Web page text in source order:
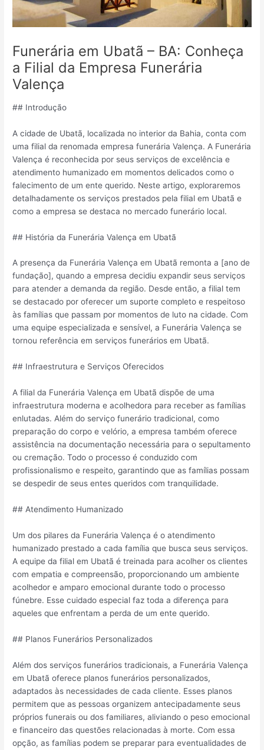
Funerária em Ubatã – BA: Conheça
a Filial da Empresa Funerária
Valença
## Introdução
A cidade de Ubatã, localizada no interior da Bahia, conta com
uma filial da renomada empresa funerária Valença. A Funerária
Valença é reconhecida por seus serviços de excelência e
atendimento humanizado em momentos delicados como o
falecimento de um ente querido. Neste artigo, exploraremos
detalhadamente os serviços prestados pela filial em Ubatã e
como a empresa se destaca no mercado funerário local.
## História da Funerária Valença em Ubatã
A presença da Funerária Valença em Ubatã remonta a [ano de
fundação], quando a empresa decidiu expandir seus serviços
para atender a demanda da região. Desde então, a filial tem
se destacado por oferecer um suporte completo e respeitoso
às famílias que passam por momentos de luto na cidade. Com
uma equipe especializada e sensível, a Funerária Valença se
tornou referência em serviços funerários em Ubatã.
## Infraestrutura e Serviços Oferecidos
A filial da Funerária Valença em Ubatã dispõe de uma
infraestrutura moderna e acolhedora para receber as famílias
enlutadas. Além do serviço funerário tradicional, como
preparação do corpo e velório, a empresa também oferece
assistência na documentação necessária para o sepultamento
ou cremação. Todo o processo é conduzido com
profissionalismo e respeito, garantindo que as famílias possam
se despedir de seus entes queridos com tranquilidade.
## Atendimento Humanizado
Um dos pilares da Funerária Valença é o atendimento
humanizado prestado a cada família que busca seus serviços.
A equipe da filial em Ubatã é treinada para acolher os clientes
com empatia e compreensão, proporcionando um ambiente
acolhedor e amparo emocional durante todo o processo
fúnebre. Esse cuidado especial faz toda a diferença para
aqueles que enfrentam a perda de um ente querido.
## Planos Funerários Personalizados
Além dos serviços funerários tradicionais, a Funerária Valença
em Ubatã oferece planos funerários personalizados,
adaptados às necessidades de cada cliente. Esses planos
permitem que as pessoas organizem antecipadamente seus
próprios funerais ou dos familiares, aliviando o peso emocional
e financeiro das questões relacionadas à morte. Com essa
opção, as famílias podem se preparar para eventualidades de